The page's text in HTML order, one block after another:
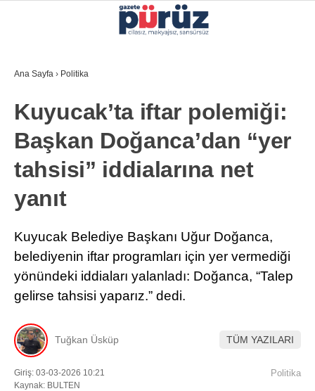
WhatsApp İhbar Hattı
YEREL YÖNETIMLER
GÜNCEL
EKONOMI
POLITIKA
KÜLTÜR-SANAT
Ana Sayfa › Politika
Kuyucak’ta iftar polemiği:
Başkan Doğanca’dan “yer
tahsisi” iddialarına net
yanıt
Kuyucak Belediye Başkanı Uğur Doğanca,
belediyenin iftar programları için yer vermediği
yönündeki iddiaları yalanladı: Doğanca, “Talep
gelirse tahsisi yaparız.” dedi.
Tuğkan Üsküp TÜM YAZILARI
Giriş: 03-03-2026 10:21
Kaynak: BULTEN
Politika